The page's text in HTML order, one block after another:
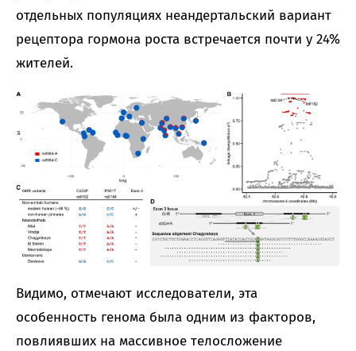
отдельных популяциях неандертальский вариант
рецептора гормона роста встречается почти у 24%
жителей.
Видимо, отмечают исследователи, эта
особенность генома была одним из факторов,
повлиявших на массивное телосложение